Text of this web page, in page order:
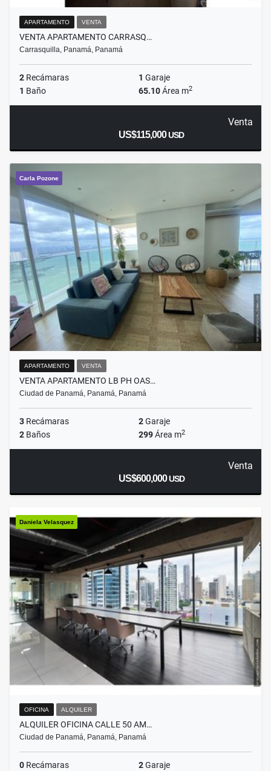
APARTAMENTO VENTA
VENTA APARTAMENTO CARRASQ…
Carrasquilla, Panamá, Panamá
2 Recámaras 1 Garaje
1 Baño 65.10Área m2
Venta
US$115,000USD
Carla Pozone
APARTAMENTO VENTA
VENTA APARTAMENTO LB PH OAS…
Ciudad de Panamá, Panamá, Panamá
3 Recámaras 2Garaje
2 Baños 299Área m2
Venta
US$600,000USD
Daniela Velasquez
OFICINA ALQUILER
ALQUILER OFICINA CALLE 50 AM…
Ciudad de Panamá, Panamá, Panamá
0 Recámaras 2Garaje